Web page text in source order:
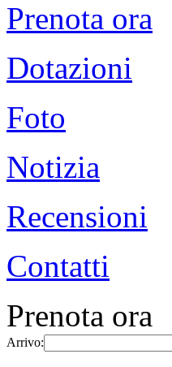
Prenota ora
Dotazioni
Foto
Notizia
Recensioni
Contatti
Prenota ora
Arrivo: